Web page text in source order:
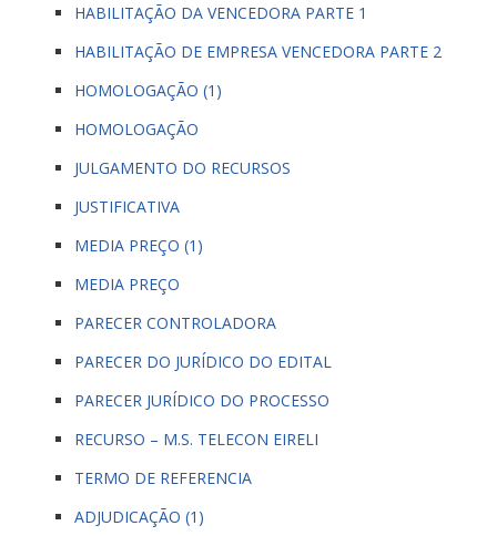
HABILITAÇÃO DA VENCEDORA PARTE 1
HABILITAÇÃO DE EMPRESA VENCEDORA PARTE 2
HOMOLOGAÇÃO (1)
HOMOLOGAÇÃO
JULGAMENTO DO RECURSOS
JUSTIFICATIVA
MEDIA PREÇO (1)
MEDIA PREÇO
PARECER CONTROLADORA
PARECER DO JURÍDICO DO EDITAL
PARECER JURÍDICO DO PROCESSO
RECURSO – M.S. TELECON EIRELI
TERMO DE REFERENCIA
ADJUDICAÇÃO (1)